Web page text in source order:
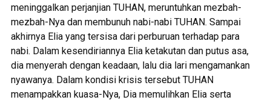
meninggalkan perjanjian TUHAN, meruntuhkan mezbah-
mezbah-Nya dan membunuh nabi-nabi TUHAN. Sampai
akhirnya Elia yang tersisa dari perburuan terhadap para
nabi. Dalam kesendiriannya Elia ketakutan dan putus asa,
dia menyerah dengan keadaan, lalu dia lari mengamankan
nyawanya. Dalam kondisi krisis tersebut TUHAN
menampakkan kuasa-Nya, Dia memulihkan Elia serta